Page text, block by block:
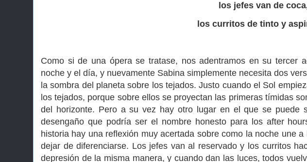
los jefes van de
los curritos de tinto y
Como si de una ópera se tratase, nos adentramos en su tercer
noche y el día, y nuevamente Sabina simplemente necesita dos
la sombra del planeta sobre los tejados. Justo cuando el Sol
los tejados, porque sobre ellos se proyectan las primeras tímidas
del horizonte. Pero a su vez hay otro lugar en el que se puede
desengaño que podría ser el nombre honesto para los after
historia hay una reflexión muy acertada sobre como la noche une
dejar de diferenciarse. Los jefes van al reservado y los curritos
depresión de la misma manera, y cuando dan las luces, todos